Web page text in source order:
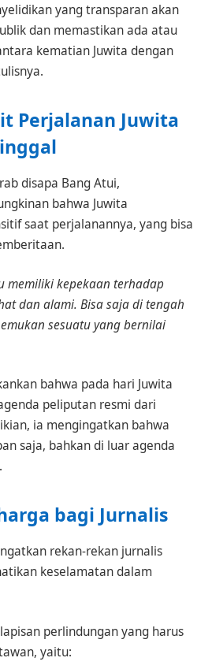
yang transparan akan
dan memastikan ada atau
kematian Juwita dengan
Perjalanan Juwita
disapa Bang Atui,
bahwa Juwita
saat perjalanannya, yang bisa
memiliki kepekaan terhadap
dan alami. Bisa saja di tengah
sesuatu yang bernilai
bahwa pada hari Juwita
peliputan resmi dari
ia mengingatkan bahwa
saja, bahkan di luar agenda
bagi Jurnalis
rekan-rekan jurnalis
keselamatan dalam
perlindungan yang harus
yaitu: